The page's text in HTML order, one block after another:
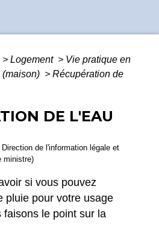
> Logement > Vie pratique en
> Récupération de
DE L'EAU
de l'information légale et
ministre)
si vous pouvez
pluie pour votre usage
faisons le point sur la